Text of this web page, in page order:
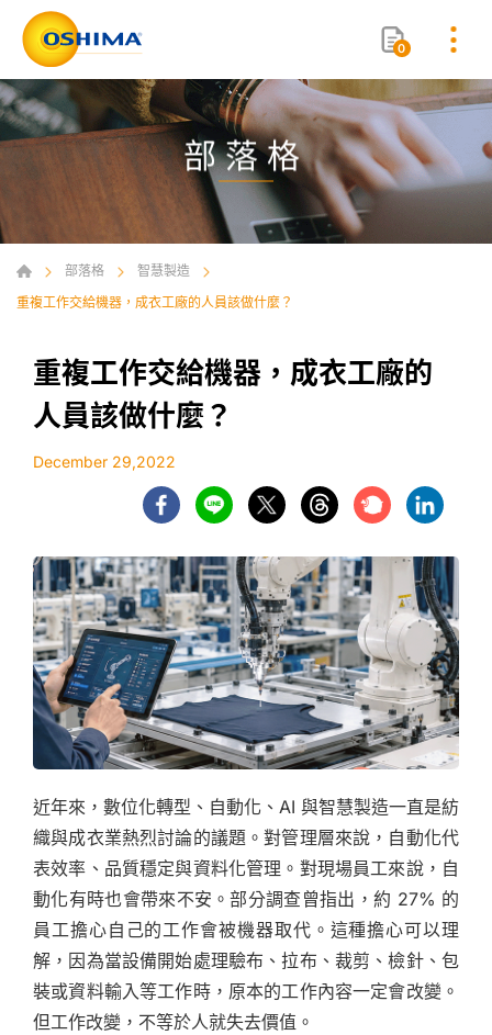
0
部落格
部落格
智慧製造
重複工作交給機器，成衣工廠的人員該做什麼？
重複工作交給機器，成衣工廠的
人員該做什麼？
December 29,2022
近年來，數位化轉型、自動化、AI 與智慧製造一直是紡
織與成衣業熱烈討論的議題。對管理層來說，自動化代
表效率、品質穩定與資料化管理。對現場員工來說，自
動化有時也會帶來不安。部分調查曾指出，約 27% 的
員工擔心自己的工作會被機器取代。這種擔心可以理
解，因為當設備開始處理驗布、拉布、裁剪、檢針、包
裝或資料輸入等工作時，原本的工作內容一定會改變。
但工作改變，不等於人就失去價值。